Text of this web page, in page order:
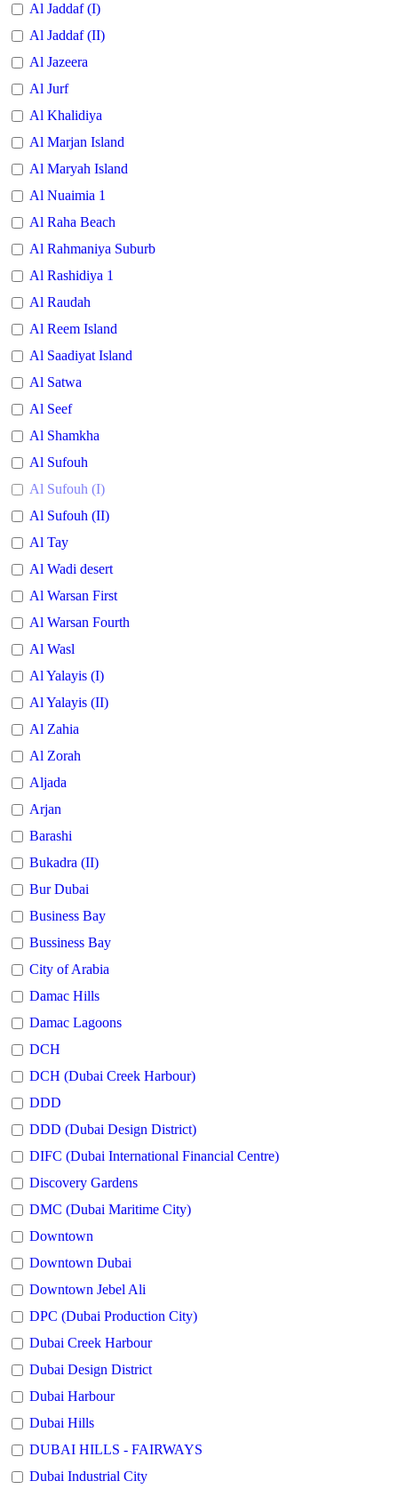
Al Jaddaf (I)
Al Jaddaf (II)
Al Jazeera
Al Jurf
Al Khalidiya
Al Marjan Island
Al Maryah Island
Al Nuaimia 1
Al Raha Beach
Al Rahmaniya Suburb
Al Rashidiya 1
Al Raudah
Al Reem Island
Al Saadiyat Island
Al Satwa
Al Seef
Al Shamkha
Al Sufouh
Al Sufouh (I)
Al Sufouh (II)
Al Tay
Al Wadi desert
Al Warsan First
Al Warsan Fourth
Al Wasl
Al Yalayis (I)
Al Yalayis (II)
Al Zahia
Al Zorah
Aljada
Arjan
Barashi
Bukadra (II)
Bur Dubai
Business Bay
Bussiness Bay
City of Arabia
Damac Hills
Damac Lagoons
DCH
DCH (Dubai Creek Harbour)
DDD
DDD (Dubai Design District)
DIFC (Dubai International Financial Centre)
Discovery Gardens
DMC (Dubai Maritime City)
Downtown
Downtown Dubai
Downtown Jebel Ali
DPC (Dubai Production City)
Dubai Creek Harbour
Dubai Design District
Dubai Harbour
Dubai Hills
DUBAI HILLS - FAIRWAYS
Dubai Industrial City